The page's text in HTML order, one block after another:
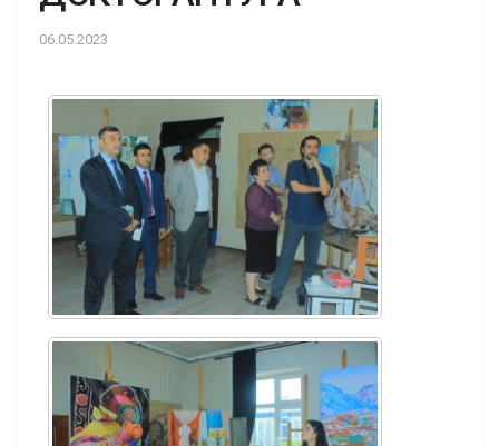
06.05.2023